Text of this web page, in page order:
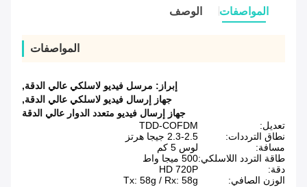
المواصفات الوصف
المواصفات
إبراز: مرسل فيديو لاسلكي عالي الدقة,
جهاز إرسال فيديو لاسلكي عالي الدقة,
جهاز إرسال فيديو متعدد الدوار عالي الدقة
تعديل:
TDD-COFDM
نطاق الترددات:
2.3-2.5 جيجا هرتز
مسافة:
لوس 5 كم
طاقة التردد اللاسلكي:500 ميجا واط
دقة:
HD 720P
الوزن الصافي:
Tx: 58g / Rx: 58g